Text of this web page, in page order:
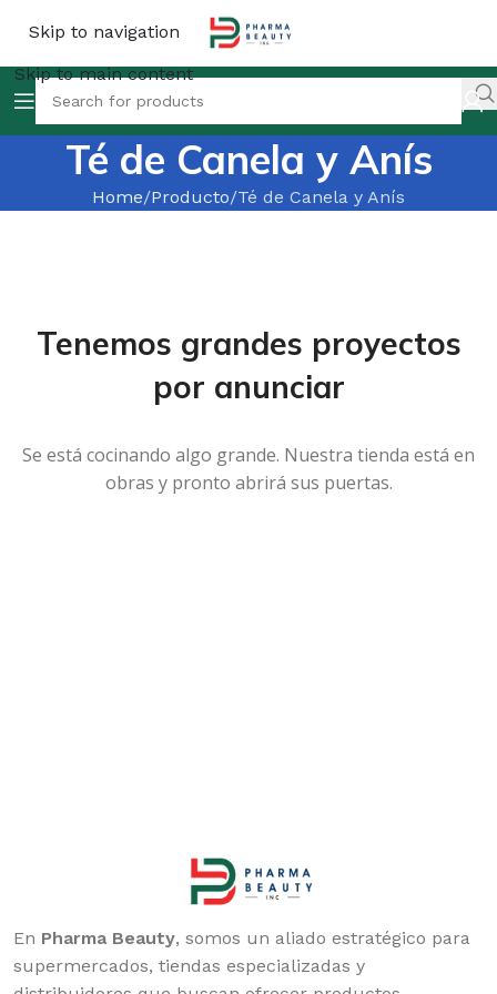
Skip to navigation
Skip to main content
Té de Canela y Anís
Home Producto Té de Canela y Anís
Tenemos grandes proyectos
por anunciar
Se está cocinando algo grande. Nuestra tienda está en
obras y pronto abrirá sus puertas.
En Pharma Beauty, somos un aliado estratégico para
supermercados, tiendas especializadas y